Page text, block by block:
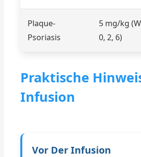
Plaque-
Psoriasis
5 mg/kg
0, 2, 6)
Praktische
Infusion
Vor Der Infusion